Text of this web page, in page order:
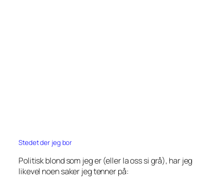
Stedet der jeg bor
Politisk blond som jeg er (eller la oss si grå), har jeg
likevel noen saker jeg tenner på: